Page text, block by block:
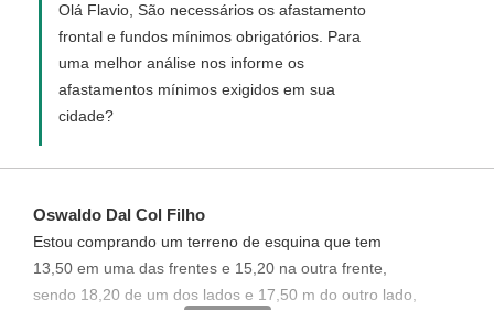
Olá Flavio, São necessários os afastamento
frontal e fundos mínimos obrigatórios. Para
uma melhor análise nos informe os
afastamentos mínimos exigidos em sua
cidade?
Oswaldo Dal Col Filho
Estou comprando um terreno de esquina que tem
13,50 em uma das frentes e 15,20 na outra frente,
sendo 18,20 de um dos lados e 17,50 m do outro lado,